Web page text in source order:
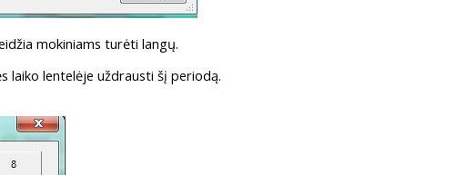
mokiniams turėti langų.
laiko lentelėje uždrausti šį periodą.